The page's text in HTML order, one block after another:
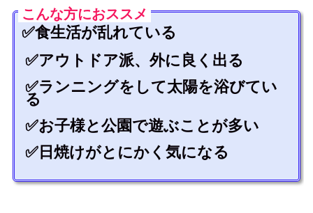
こんな方におススメ
✅食生活が乱れている
✅アウトドア派、外に良く出る
✅ランニングをして太陽を浴びてい
る
✅お子様と公園で遊ぶことが多い
✅日焼けがとにかく気になる